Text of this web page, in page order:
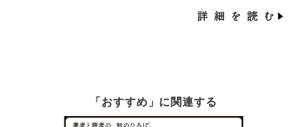
「おすすめ」に関連する